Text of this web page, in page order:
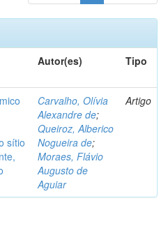
Autor(es) Tipo
sítio
Carvalho, Olívia
Alexandre de;
Queiroz, Alberico
Nogueira de;
Moraes, Flávio
Augusto de
Aguiar
Artigo